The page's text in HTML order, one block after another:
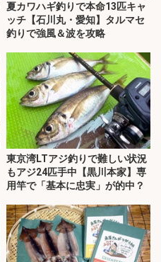
夏カワハギ釣りで本命13匹キャ
ッチ【石川丸・愛知】タルマセ
釣りで強風＆波を攻略
東京湾LTアジ釣りで難しい状況
もアジ24匹手中【黒川本家】専
用竿で「基本に忠実」が的中？